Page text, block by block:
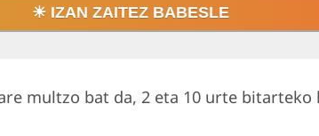
☀ IZAN ZAITEZ BABESLE
multzo bat da, 2 eta 10 urte